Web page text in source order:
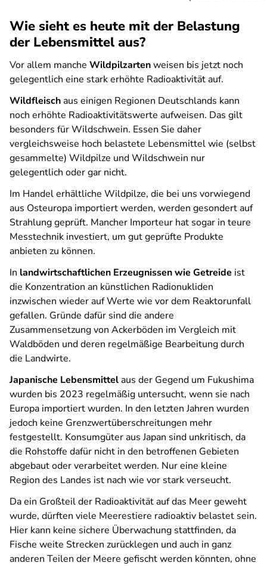
Wie sieht es heute mit der Belastung
der Lebensmittel aus?
Vor allem manche Wildpilzartenweisen bis jetzt noch
gelegentlich eine stark erhöhte Radioaktivität auf.
Wildfleischaus einigen Regionen Deutschlands kann
noch erhöhte Radioaktivitätswerte aufweisen. Das gilt
besonders für Wildschwein. Essen Sie daher
vergleichsweise hoch belastete Lebensmittel wie (selbst
gesammelte) Wildpilze und Wildschwein nur
gelegentlich oder gar nicht.
Im Handel erhältliche Wildpilze, die bei uns vorwiegend
aus Osteuropa importiert werden, werden gesondert auf
Strahlung geprüft. Mancher Importeur hat sogar in teure
Messtechnik investiert, um gut geprüfte Produkte
anbieten zu können.
In landwirtschaftlichen Erzeugnissen wie Getreide ist
die Konzentration an künstlichen Radionukliden
inzwischen wieder auf Werte wie vor dem Reaktorunfall
gefallen. Gründe dafür sind die andere
Zusammensetzung von Ackerböden im Vergleich mit
Waldböden und deren regelmäßige Bearbeitung durch
die Landwirte.
Japanische Lebensmittelaus der Gegend um Fukushima
wurden bis 2023 regelmäßig untersucht, wenn sie nach
Europa importiert wurden. In den letzten Jahren wurden
jedoch keine Grenzwertüberschreitungen mehr
festgestellt. Konsumgüter aus Japan sind unkritisch, da
die Rohstoffe dafür nicht in den betroffenen Gebieten
abgebaut oder verarbeitet werden. Nur eine kleine
Region des Landes ist nach wie vor stark verseucht.
Da ein Großteil der Radioaktivität auf das Meer geweht
wurde, dürften viele Meerestiere radioaktiv belastet sein.
Hier kann keine sichere Überwachung stattfinden, da
Fische weite Strecken zurücklegen und auch in ganz
anderen Teilen der Meere gefischt werden könnten, ohne